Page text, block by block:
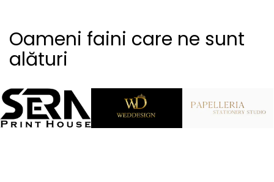
Oameni faini care ne sunt
alături